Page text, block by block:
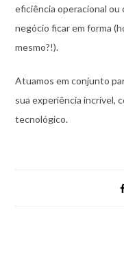
eficiência operacional ou
negócio ficar em forma
mesmo?!).
Atuamos em conjunto
sua experiência incrível,
tecnológico.